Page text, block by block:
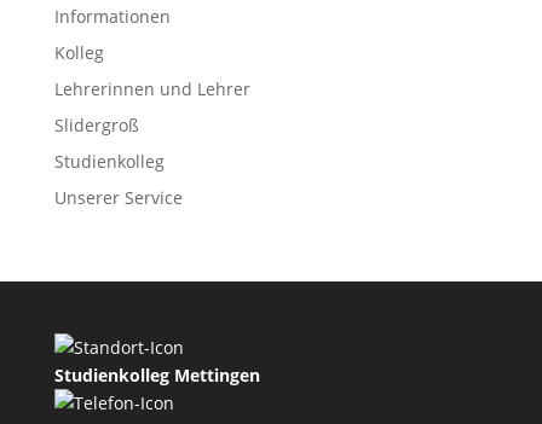
Informationen
Kolleg
Lehrerinnen und Lehrer
Slidergroß
Studienkolleg
Unserer Service
Studienkolleg Mettingen